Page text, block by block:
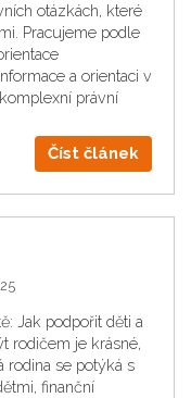
otázkách, které
Pracujeme podle
a orientaci v
právní
Číst článek
Jak podpořit děti a
rodičem je krásné,
rodina se potýká s
finanční